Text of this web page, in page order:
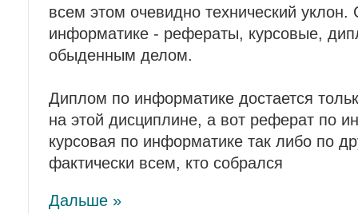
всем этом очевидно технический уклон.
информатике - рефераты, курсовые,
обыденным делом.
Диплом по информатике достается
на этой дисциплине, а вот реферат по
курсовая по информатике так либо по
фактически всем, кто собрался
Дальше »